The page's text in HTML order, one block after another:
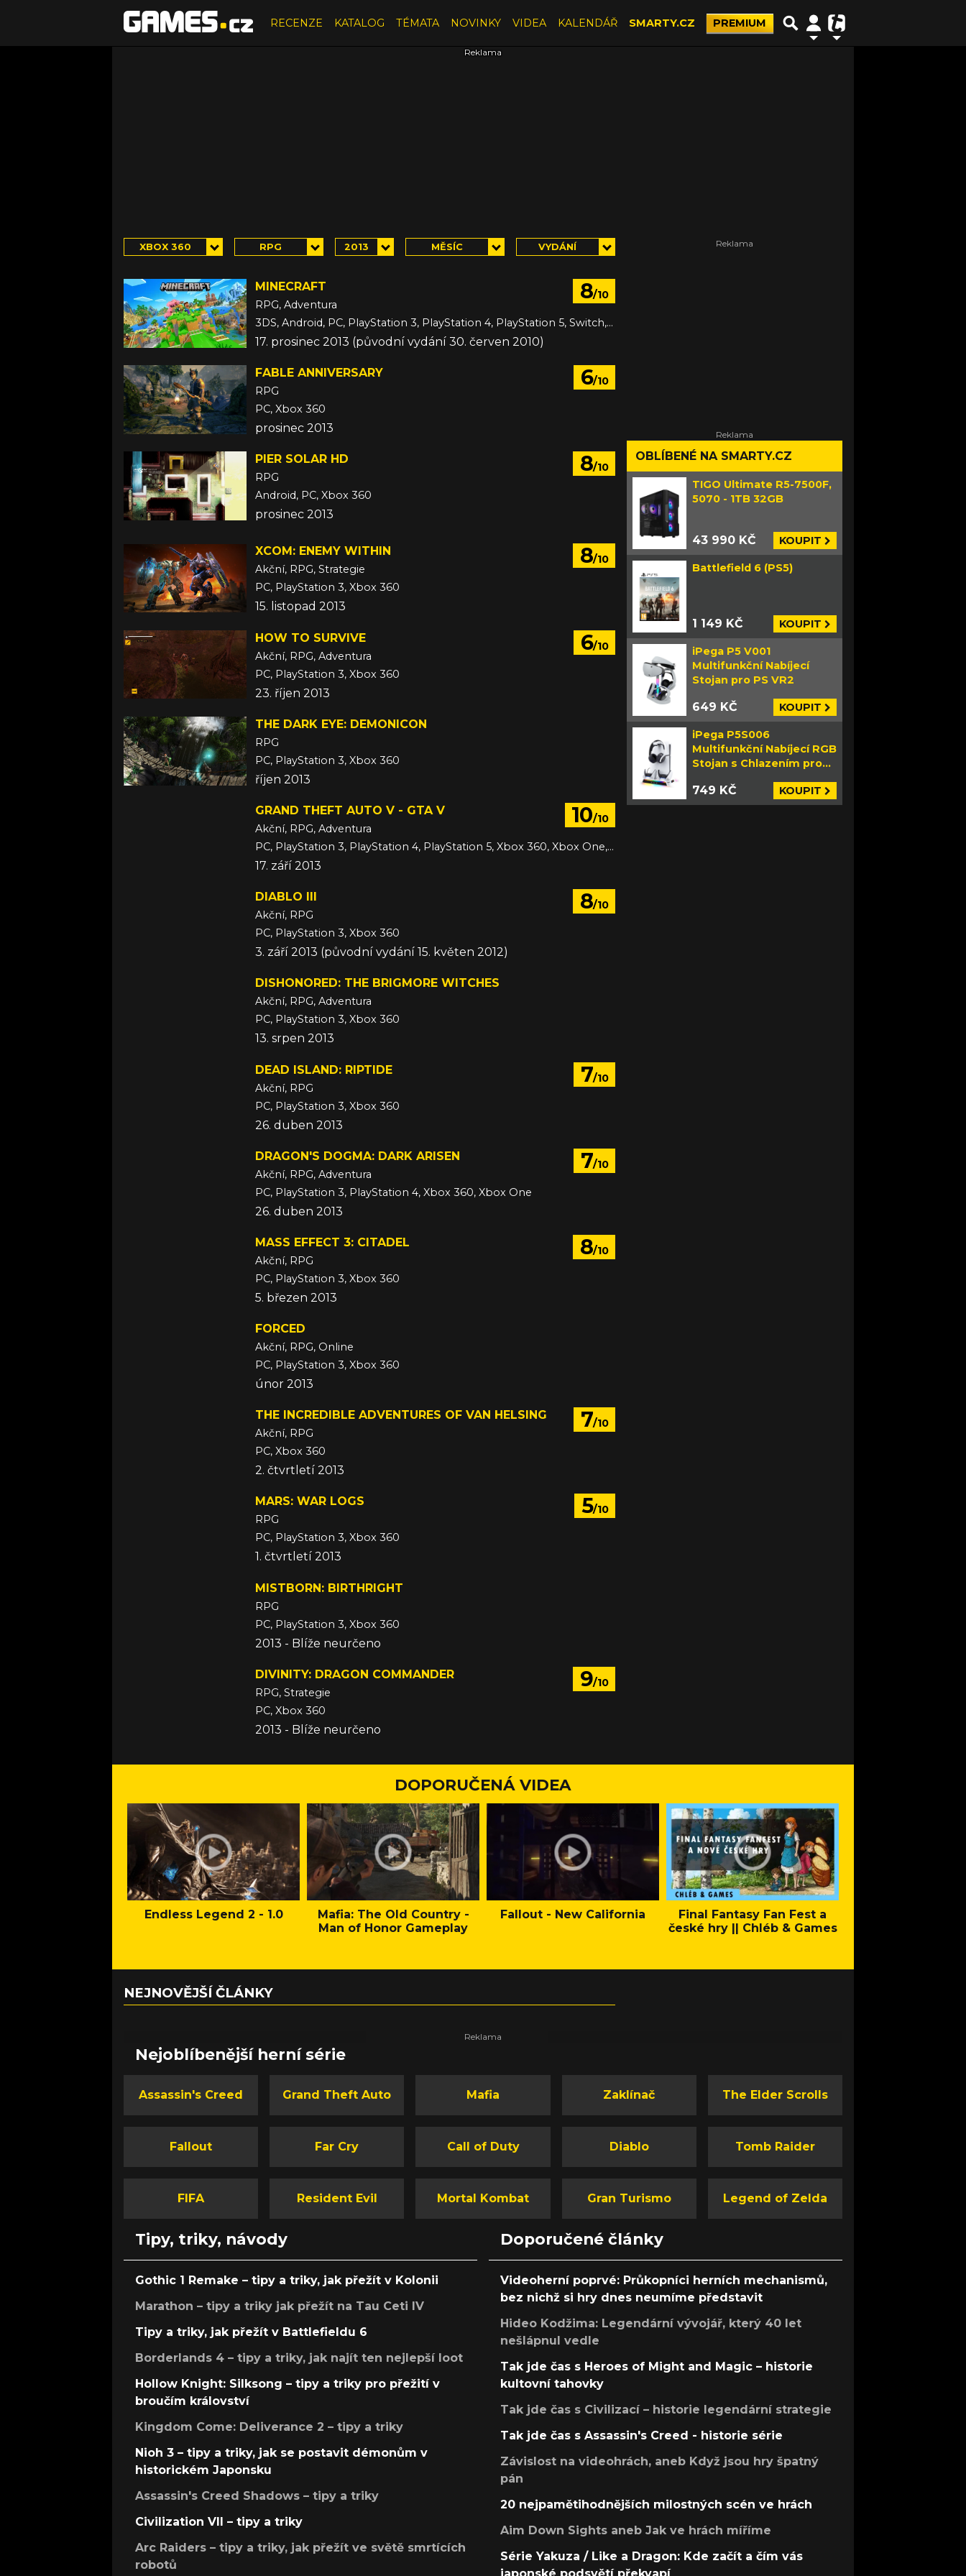
RECENZE KATALOG TÉMATA NOVINKY VIDEA KALENDÁŘ SMARTY.CZ PREMIUM
XBOX 360 RPG 2013 MĚSÍC VYDÁNÍ
8/10
MINECRAFT
RPG, Adventura
3DS, Android, PC, PlayStation 3, PlayStation 4, PlayStation 5, Switch, Switch 2, VITA, Wii U, Xbox 360, Xbox One, Xbox Series, iOS
17. prosinec 2013 (původní vydání 30. červen 2010)
6/10
FABLE ANNIVERSARY
RPG
PC, Xbox 360
prosinec 2013
8/10
PIER SOLAR HD
RPG
Android, PC, Xbox 360
prosinec 2013
8/10
XCOM: ENEMY WITHIN
Akční, RPG, Strategie
PC, PlayStation 3, Xbox 360
15. listopad 2013
6/10
HOW TO SURVIVE
Akční, RPG, Adventura
PC, PlayStation 3, Xbox 360
23. říjen 2013
THE DARK EYE: DEMONICON
RPG
PC, PlayStation 3, Xbox 360
říjen 2013
10/10
GRAND THEFT AUTO V - GTA V
Akční, RPG, Adventura
PC, PlayStation 3, PlayStation 4, PlayStation 5, Xbox 360, Xbox One, Xbox Series
17. září 2013
8/10
DIABLO III
Akční, RPG
PC, PlayStation 3, Xbox 360
3. září 2013 (původní vydání 15. květen 2012)
DISHONORED: THE BRIGMORE WITCHES
Akční, RPG, Adventura
PC, PlayStation 3, Xbox 360
13. srpen 2013
7/10
DEAD ISLAND: RIPTIDE
Akční, RPG
PC, PlayStation 3, Xbox 360
26. duben 2013
7/10
DRAGON'S DOGMA: DARK ARISEN
Akční, RPG, Adventura
PC, PlayStation 3, PlayStation 4, Xbox 360, Xbox One
26. duben 2013
8/10
MASS EFFECT 3: CITADEL
Akční, RPG
PC, PlayStation 3, Xbox 360
5. březen 2013
FORCED
Akční, RPG, Online
PC, PlayStation 3, Xbox 360
únor 2013
7/10
THE INCREDIBLE ADVENTURES OF VAN HELSING
Akční, RPG
PC, Xbox 360
2. čtvrtletí 2013
5/10
MARS: WAR LOGS
RPG
PC, PlayStation 3, Xbox 360
1. čtvrtletí 2013
MISTBORN: BIRTHRIGHT
RPG
PC, PlayStation 3, Xbox 360
2013 - Blíže neurčeno
9/10
DIVINITY: DRAGON COMMANDER
RPG, Strategie
PC, Xbox 360
2013 - Blíže neurčeno
OBLÍBENÉ NA SMARTY.CZ
TIGO Ultimate R5-7500F,
5070 - 1TB 32GB
43 990 KČ KOUPIT
Battlefield 6 (PS5)
1 149 KČ KOUPIT
iPega P5 V001
Multifunkční Nabíjecí
Stojan pro PS VR2
649 KČ KOUPIT
iPega P5S006
Multifunkční Nabíjecí RGB
Stojan s Chlazením pro
749 KČ KOUPIT
DOPORUČENÁ VIDEA
Endless Legend 2 - 1.0
Mafia: The Old Country -
Man of Honor Gameplay
Fallout - New California
Final Fantasy Fan Fest a
české hry || Chléb & Games
NEJNOVĚJŠÍ ČLÁNKY
Nejoblíbenější herní série
Assassin's Creed Grand Theft Auto Mafia Zaklínač The Elder Scrolls
Fallout Far Cry Call of Duty Diablo Tomb Raider
FIFA Resident Evil Mortal Kombat Gran Turismo Legend of Zelda
Tipy, triky, návody
Gothic 1 Remake – tipy a triky, jak přežít v Kolonii
Marathon – tipy a triky jak přežít na Tau Ceti IV
Tipy a triky, jak přežít v Battlefieldu 6
Borderlands 4 – tipy a triky, jak najít ten nejlepší loot
Hollow Knight: Silksong – tipy a triky pro přežití v
broučím království
Kingdom Come: Deliverance 2 – tipy a triky
Nioh 3 – tipy a triky, jak se postavit démonům v
historickém Japonsku
Assassin's Creed Shadows – tipy a triky
Civilization VII – tipy a triky
Arc Raiders – tipy a triky, jak přežít ve světě smrtících
robotů
Doporučené články
Videoherní poprvé: Průkopníci herních mechanismů,
bez nichž si hry dnes neumíme představit
Hideo Kodžima: Legendární vývojář, který 40 let
nešlápnul vedle
Tak jde čas s Heroes of Might and Magic – historie
kultovní tahovky
Tak jde čas s Civilizací – historie legendární strategie
Tak jde čas s Assassin's Creed - historie série
Závislost na videohrách, aneb Když jsou hry špatný
pán
20 nejpamětihodnějších milostných scén ve hrách
Aim Down Sights aneb Jak ve hrách míříme
Série Yakuza / Like a Dragon: Kde začít a čím vás